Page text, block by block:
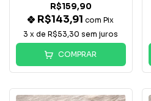
R$159,90
R$143,91com Pix
3 x deR$53,30 sem juros
COMPRAR